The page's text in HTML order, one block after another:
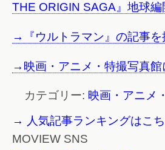
THE ORIGIN SAGA』地球編
→『ウルトラマン』の記事を
→映画・アニメ・特撮写真館
カテゴリー: 映画・アニメ
→ 人気記事ランキングはこ
MOVIEW SNS